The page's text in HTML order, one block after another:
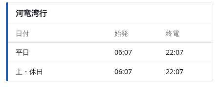
河竜湾行
日付 始発 終電
平日 06:07 22:07
土・休日 06:07 22:07